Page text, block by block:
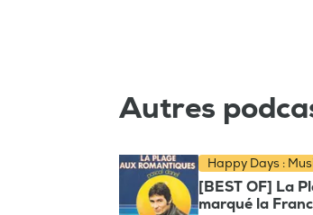
Autres
Happy Days :
[BEST OF] La
marqué la